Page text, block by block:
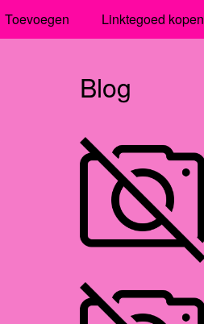
Toevoegen Linktegoed kopen
Blog